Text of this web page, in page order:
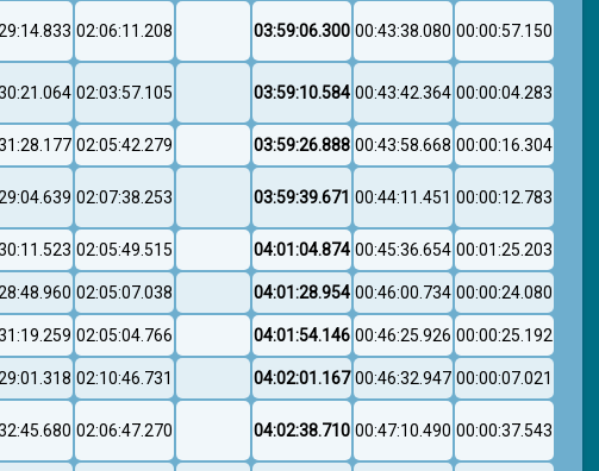
02:06:11.208 03:59:06.300 00:43:38.080 00:00:57.150
02:03:57.105 03:59:10.584 00:43:42.364 00:00:04.283
02:05:42.279 03:59:26.888 00:43:58.668 00:00:16.304
02:07:38.253 03:59:39.671 00:44:11.451 00:00:12.783
02:05:49.515 04:01:04.874 00:45:36.654 00:01:25.203
02:05:07.038 04:01:28.954 00:46:00.734 00:00:24.080
02:05:04.766 04:01:54.146 00:46:25.926 00:00:25.192
02:10:46.731 04:02:01.167 00:46:32.947 00:00:07.021
02:06:47.270 04:02:38.710 00:47:10.490 00:00:37.543